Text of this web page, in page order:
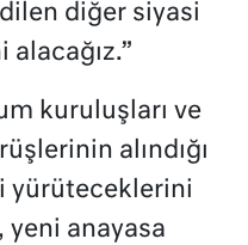
diğer siyasi
kuruluşları ve
alındığı
yürüteceklerini
anayasa